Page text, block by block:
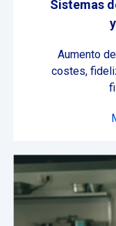
Sistemas
Aumento
costes,